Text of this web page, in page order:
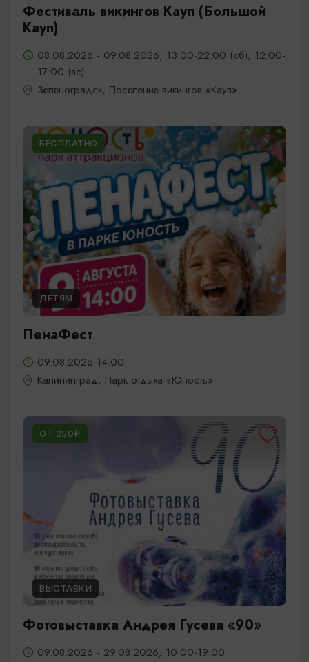
Фестиваль викингов Кауп (Большой
Кауп)
08.08.2026 - 09.08.2026, 13:00-22:00 (сб), 12:00-
17:00 (вс)
Зеленоградск, Поселение викингов «Кауп»
БЕСПЛАТНО
ДЕТЯМ
ПенаФест
09.08.2026 14:00
Калининград, Парк отдыха «Юность»
ОТ 250₽
ВЫСТАВКИ
Фотовыставка Андрея Гусева «90»
09.08.2026 - 29.08.2026, 10:00-19:00